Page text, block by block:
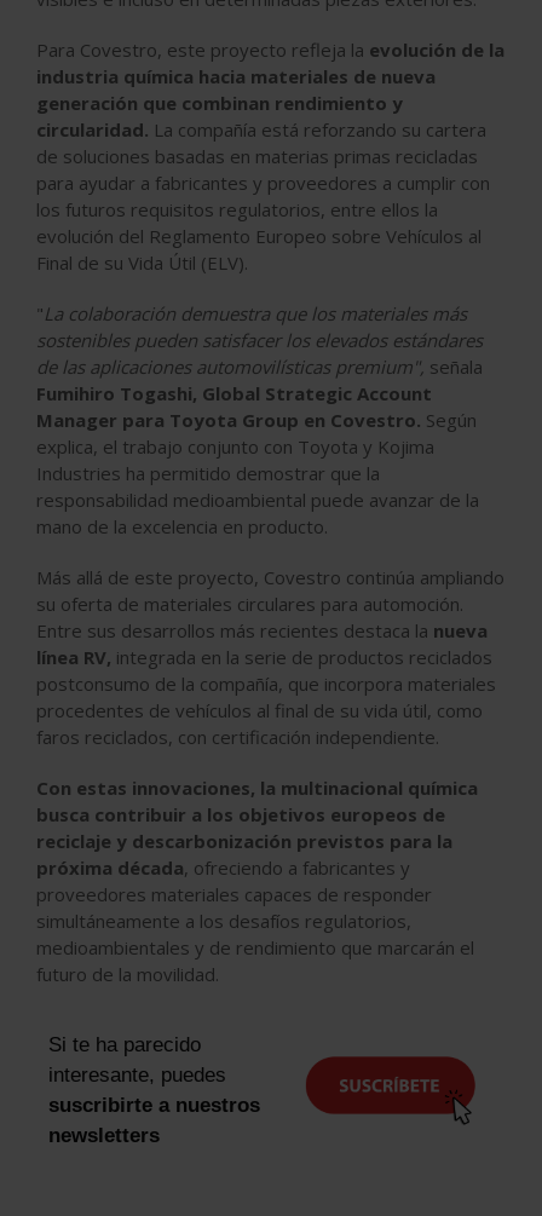
Para Covestro, este proyecto refleja la evolución de la
industria química hacia materiales de nueva
generación que combinan rendimiento y
circularidad. La compañía está reforzando su cartera
de soluciones basadas en materias primas recicladas
para ayudar a fabricantes y proveedores a cumplir con
los futuros requisitos regulatorios, entre ellos la
evolución del Reglamento Europeo sobre Vehículos al
Final de su Vida Útil (ELV).
"La colaboración demuestra que los materiales más
sostenibles pueden satisfacer los elevados estándares
de las aplicaciones automovilísticas premium", señala
Fumihiro Togashi, Global Strategic Account
Manager para Toyota Group en Covestro. Según
explica, el trabajo conjunto con Toyota y Kojima
Industries ha permitido demostrar que la
responsabilidad medioambiental puede avanzar de la
mano de la excelencia en producto.
Más allá de este proyecto, Covestro continúa ampliando
su oferta de materiales circulares para automoción.
Entre sus desarrollos más recientes destaca la nueva
línea RV, integrada en la serie de productos reciclados
postconsumo de la compañía, que incorpora materiales
procedentes de vehículos al final de su vida útil, como
faros reciclados, con certificación independiente.
Con estas innovaciones, la multinacional química
busca contribuir a los objetivos europeos de
reciclaje y descarbonización previstos para la
próxima década, ofreciendo a fabricantes y
proveedores materiales capaces de responder
simultáneamente a los desafíos regulatorios,
medioambientales y de rendimiento que marcarán el
futuro de la movilidad.
Si te ha parecido
interesante, puedes
suscribirte a nuestros
newsletters